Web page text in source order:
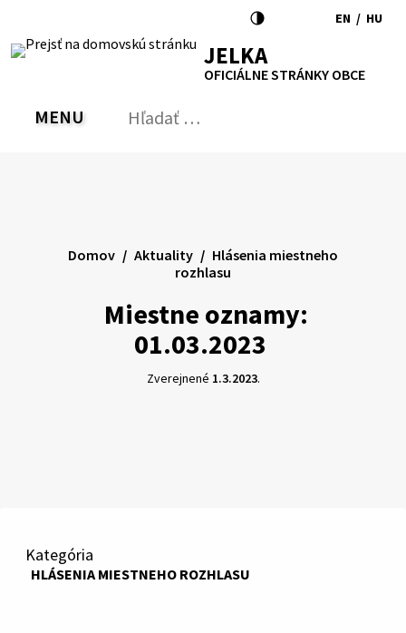
obsah
RSS MapaTlačiť
Zvýšiť
kontrast
písmapísma
EN
to
/ HU
JELKA
OFICIÁLNE STRÁNKY OBCE
PREPNÚŤ
MENU Hľadať:
Miestne oznamy:
01.03.2023
Domov Aktuality
Hlásenia miestneho
rozhlasu
Zverejnené 1.3.2023.
Kategória
HLÁSENIA MIESTNEHO ROZHLASU